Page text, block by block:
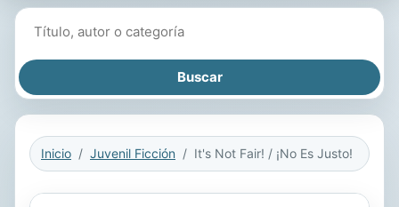
Inicio Juvenil Ficción It's Not Fair! / ¡No Es Justo!